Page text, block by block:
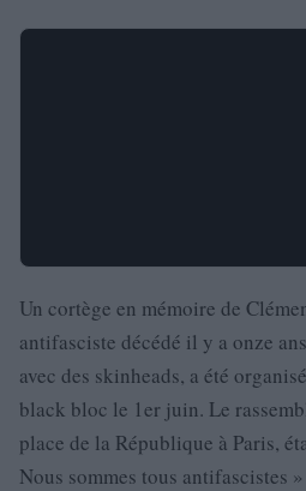
Un cortège en mémoire de
antifasciste décédé il y a onze
avec des skinheads, a été
black bloc le 1er juin. Le
place de la République à Paris,
Nous sommes tous antifascistes